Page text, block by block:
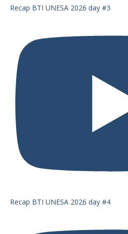
Recap BTI UNESA 2026 day #3
Recap BTI UNESA 2026 day #4